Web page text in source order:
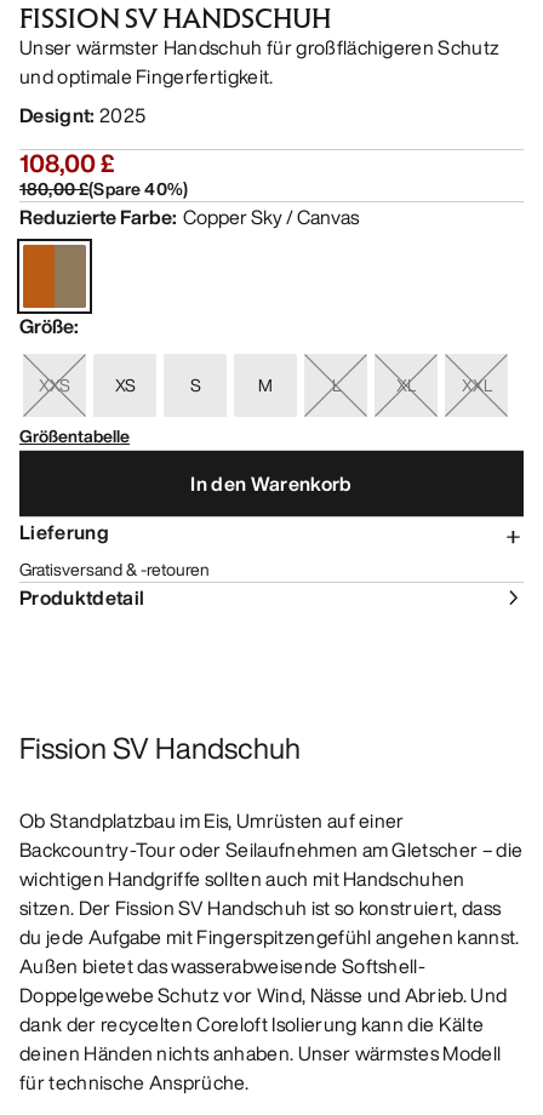
FISSION SV HANDSCHUH
Unser wärmster Handschuh für großflächigeren Schutz
und optimale Fingerfertigkeit.
Designt: 2025
108,00 £
180,00 £(Spare40%)
Reduzierte Farbe: Copper Sky / Canvas
Größe:
XXS XS S M L XL
XXL
Größentabelle
In den Warenkorb
Lieferung
Gratisversand & -retouren
Produktdetail
Fission SV Handschuh
Ob Standplatzbau im Eis, Umrüsten auf einer
Backcountry-Tour oder Seilaufnehmen am Gletscher – die
wichtigen Handgriffe sollten auch mit Handschuhen
sitzen. Der Fission SV Handschuh ist so konstruiert, dass
du jede Aufgabe mit Fingerspitzengefühl angehen kannst.
Außen bietet das wasserabweisende Softshell-
Doppelgewebe Schutz vor Wind, Nässe und Abrieb. Und
dank der recycelten Coreloft Isolierung kann die Kälte
deinen Händen nichts anhaben. Unser wärmstes Modell
für technische Ansprüche.